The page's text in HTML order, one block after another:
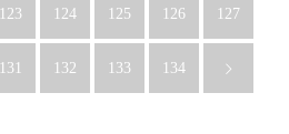
123 124 125 126 127
131 132 133 134